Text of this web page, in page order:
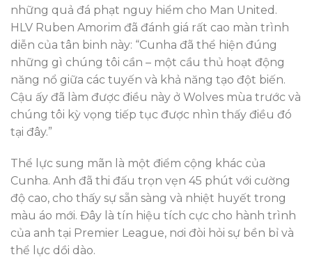
những quả đá phạt nguy hiểm cho Man United.
HLV Ruben Amorim đã đánh giá rất cao màn trình
diễn của tân binh này: “Cunha đã thể hiện đúng
những gì chúng tôi cần – một cầu thủ hoạt động
năng nổ giữa các tuyến và khả năng tạo đột biến.
Cậu ấy đã làm được điều này ở Wolves mùa trước và
chúng tôi kỳ vọng tiếp tục được nhìn thấy điều đó
tại đây.”
Thể lực sung mãn là một điểm cộng khác của
Cunha. Anh đã thi đấu trọn vẹn 45 phút với cường
độ cao, cho thấy sự sẵn sàng và nhiệt huyết trong
màu áo mới. Đây là tín hiệu tích cực cho hành trình
của anh tại Premier League, nơi đòi hỏi sự bền bỉ và
thể lực dồi dào.